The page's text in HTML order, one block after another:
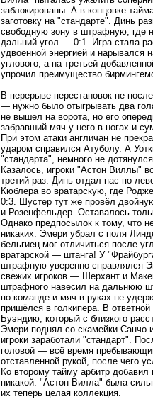
заблокированы. А в концовке
заготовку на "стандарте". Динь
свободную зону в штрафную, где
дальний угол — 0:1. Игра стала
удвоенной энергией и нарывался
углового, а на третьей
упрочил преимущество
В перерыве перестановок не
— нужно было отыгрывать два
не вышел на ворота, но его
забравший мяч у него в ногах и
При этом атаки англичан не
ударом справился Атуболу. А
"стандарта", немного не
Казалось, игроки "Астон Виллы"
третий раз. Динь отдал пас по
Кюблера во вратарскую, где
0:3. Шустер тут же провёл
и Розенфельдер. Оставалось
Однако предпосылок к тому, что
никаких. Эмери убрал с поля
бельгиец мог отличиться после
вратарской — штанга! У
штрафную уверенно справлялся
свежих игроков — Шерхант и
штрафного навесил на дальнюю
по команде и мяч в руках не
пришёлся в голкипера. В
Буэндию, который с близкого
Эмери поднял со скамейки
игроки заработали "стандарт".
головой — всё время
отставленной рукой, после чего
Ко второму тайму арбитр
никакой. "Астон Вилла" была
их теперь целая коллекция.